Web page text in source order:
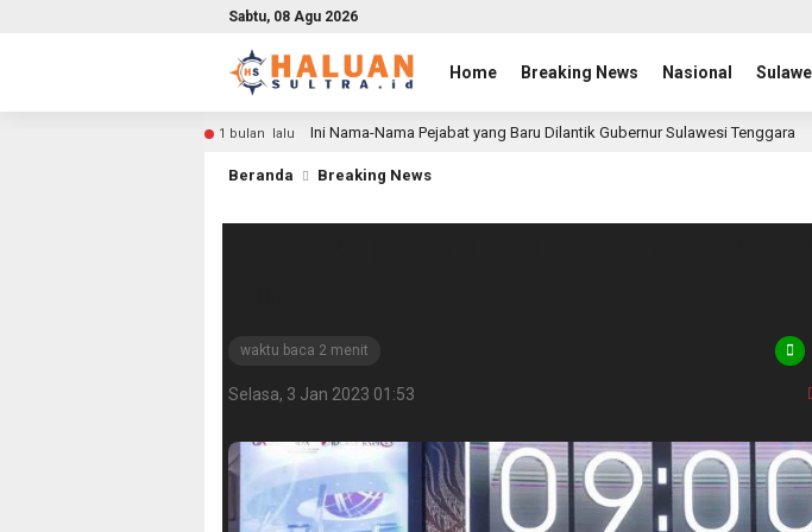
Sabtu, 08 Agu 2026
Home Breaking News Nasional
1 bulan lalu Ini Nama-Nama Pejabat yang Baru Dilantik Gubernur Sulawesi Tenggara
Beranda Breaking News
waktu baca 2 menit
Selasa, 3 Jan 2023 01:53